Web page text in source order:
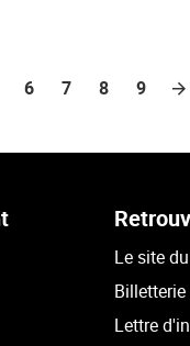
6 7 8 9
Le site
Lettre